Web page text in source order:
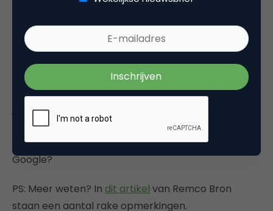
gebruiken hiervoor alle beschikbare sociale media.
concluderen dat de financiële dienstverleners nog
de nodige stappen moeten maken! Hoe denken
jullie hier over? Heeft het nut om te investeren in
YouTube? Zo ja, via één of meerdere kanalen? Of
moet een bedrijf gewoon alle pijlen richten op
Google?
PS: Meer weten? In dit artikel van Remco Bron
staan een aantal rake opmerkingen.